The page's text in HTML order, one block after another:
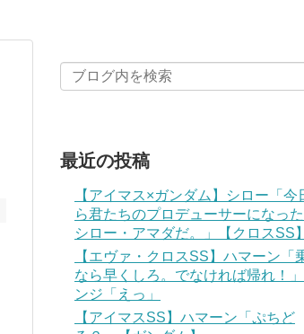
最近の投稿
【アイマス×ガンダム】シロー「今
ら君たちのプロデューサーになった
シロー・アマダだ。」【クロスSS】
【エヴァ・クロスSS】ハマーン「
なら早くしろ。でなければ帰れ！
ンジ「えっ」
【アイマスSS】ハマーン「ぷちど